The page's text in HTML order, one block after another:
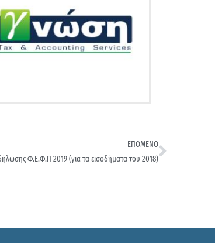
ΕΠΟΜΕΝΟ
Φ.Ε.Φ.Π 2019 (για τα εισοδήματα του 2018)